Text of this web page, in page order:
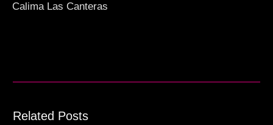
Calima Las Canteras
Related Posts